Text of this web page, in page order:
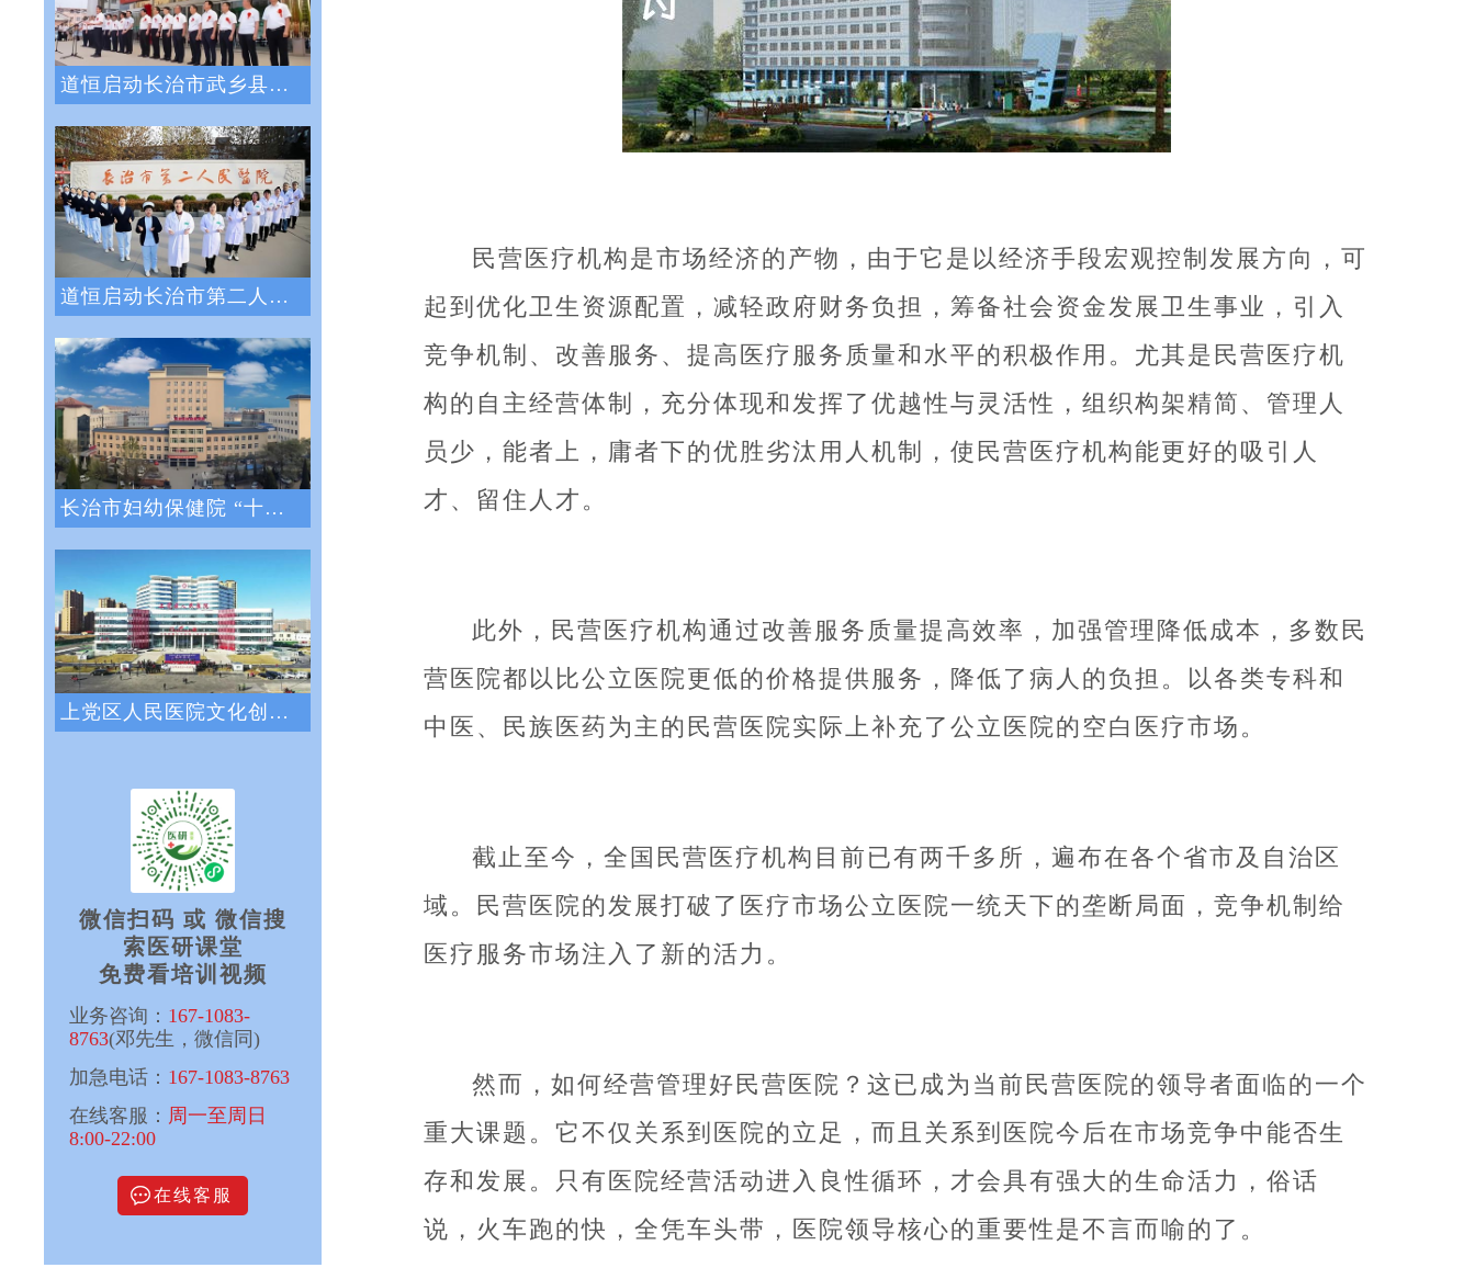
道恒启动长治市武乡县人民医院绩效管理体系
道恒启动长治市第二人民医院绩效管理咨询服
长治市妇幼保健院 “十四五”医院战略与绩
上党区人民医院文化创新咨询项目正式启动
微信扫码 或 微信搜
索医研课堂
免费看培训视频
业务咨询： 167-1083-
8763(邓先生，微信同)
加急电话： 167-1083-8763
在线客服： 周一至周日
8:00-22:00
在线客服
民营医疗机构是市场经济的产物，由于它是以经济手段宏观控制发展方向，可
起到优化卫生资源配置，减轻政府财务负担，筹备社会资金发展卫生事业，引入
竞争机制、改善服务、提高医疗服务质量和水平的积极作用。尤其是民营医疗机
构的自主经营体制，充分体现和发挥了优越性与灵活性，组织构架精简、管理人
员少，能者上，庸者下的优胜劣汰用人机制，使民营医疗机构能更好的吸引人
才、留住人才。
此外，民营医疗机构通过改善服务质量提高效率，加强管理降低成本，多数民
营医院都以比公立医院更低的价格提供服务，降低了病人的负担。以各类专科和
中医、民族医药为主的民营医院实际上补充了公立医院的空白医疗市场。
截止至今，全国民营医疗机构目前已有两千多所，遍布在各个省市及自治区
域。民营医院的发展打破了医疗市场公立医院一统天下的垄断局面，竞争机制给
医疗服务市场注入了新的活力。
然而，如何经营管理好民营医院？这已成为当前民营医院的领导者面临的一个
重大课题。它不仅关系到医院的立足，而且关系到医院今后在市场竞争中能否生
存和发展。只有医院经营活动进入良性循环，才会具有强大的生命活力，俗话
说，火车跑的快，全凭车头带，医院领导核心的重要性是不言而喻的了。